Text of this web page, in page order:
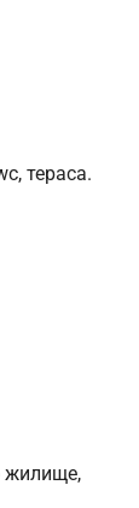
тераса.
жилище,